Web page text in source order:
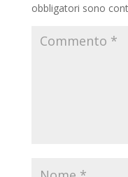
obbligatori sono